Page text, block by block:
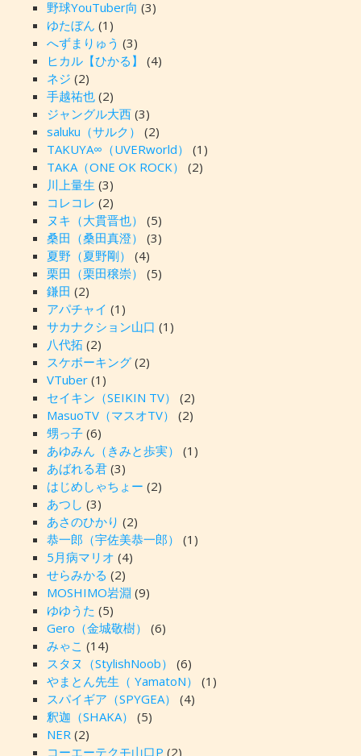
野球YouTuber向 (3)
ゆたぼん (1)
へずまりゅう (3)
ヒカル【ひかる】
(4)
ネジ (2)
手越祐也(2)
ジャングル大西(3)
saluku（サルク）
(2)
TAKUYA∞（UVERworld）
(1)
TAKA（ONE OK ROCK）
(2)
川上量生 (3)
コレコレ (2)
ヌキ（大貫晋也）
(5)
桑田（桑田真澄）
(3)
夏野（夏野剛）
(4)
栗田（栗田穣崇）
(5)
鎌田 (2)
アパチャイ (1)
サカナクション山口 (1)
八代拓 (2)
スケボーキング(2)
VTuber(1)
セイキン（SEIKIN TV）
(2)
MasuoTV（マスオTV）
(2)
甥っ子(6)
あゆみん（きみと歩実）
(1)
あばれる君(3)
はじめしゃちょー (2)
あつし (3)
あさのひかり (2)
恭一郎（宇佐美恭一郎）
(1)
5月病マリオ (4)
せらみかる (2)
MOSHIMO岩淵 (9)
ゆゆうた (5)
Gero（金城敬樹）
(6)
みゃこ (14)
スタヌ（StylishNoob）
(6)
やまとん先生（ YamatoN）
(1)
スパイギア（SPYGEA）
(4)
釈迦（SHAKA）
(5)
NER(2)
コーエーテクモ山口P (2)